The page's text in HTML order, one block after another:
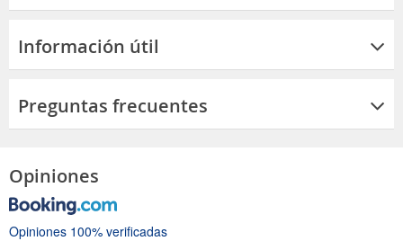
Información útil
Preguntas frecuentes
Opiniones
Opiniones 100% verificadas